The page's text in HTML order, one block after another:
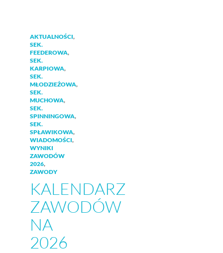
AKTUALNOŚCI,
SEK.
FEEDEROWA,
SEK.
KARPIOWA,
SEK.
MŁODZIEŻOWA,
SEK.
MUCHOWA,
SEK.
SPINNINGOWA,
SEK.
SPŁAWIKOWA,
WIADOMOŚCI,
WYNIKI
ZAWODÓW
2026,
ZAWODY
KALENDARZ
ZAWODÓW
NA
2026